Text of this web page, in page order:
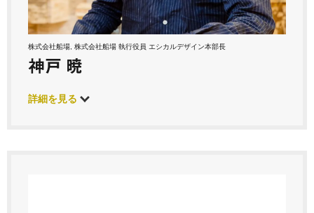
株式会社船場, 株式会社船場 執行役員 エシカルデザイン本部長
神戸 暁
詳細を見る